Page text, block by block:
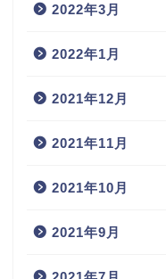
2022年3月
2022年1月
2021年12月
2021年11月
2021年10月
2021年9月